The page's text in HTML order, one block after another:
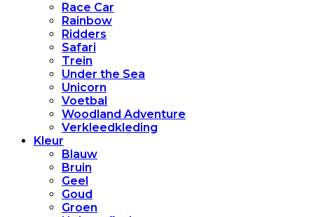
Race Car
Rainbow
Ridders
Safari
Trein
Under the Sea
Unicorn
Voetbal
Woodland Adventure
Verkleedkleding
Kleur
Blauw
Bruin
Geel
Goud
Groen